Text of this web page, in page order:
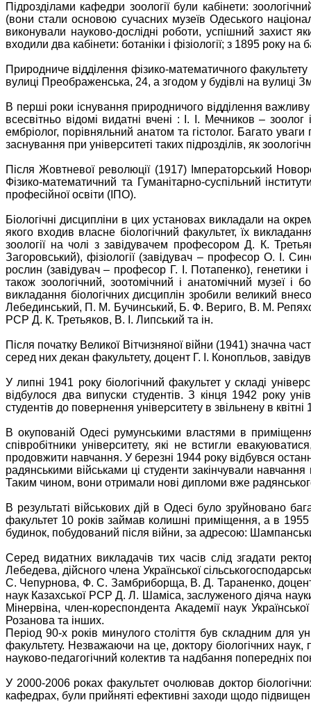
Підрозділами кафедри зоології були кабінети:
(вони стали основою сучасних музеїв Одеського
виконували науково-дослідні роботи, успішний захист
входили два кабінети: ботаніки і фізіології; з 1895 року
Природниче відділення фізико-математичного
вулиці Преображенська, 24, а згодом у будівлі на вулиці
В перші роки існування природничого відділення
всесвітньо відомі видатні вчені : І. І. Мечников –
ембріолог, порівняльний анатом та гістолог. Багато
заснування при університеті таких підрозділів, як
Після Жовтневої революції (1917) Імператорський
Фізико-математичний та Гуманітарно-суспільний
професійної освіти (ІПО).
Біологічні дисципліни в цих установах викладали на
якого входив власне біологічний факультет, їх
зоології на чолі з завідувачем професором Д. К.
Загоровський), фізіології (завідувач – професор О. І.
рослин (завідувач – професор Г. І. Потапенко), генетики
також зоологічний, зоотомічний і анатомічний музеї
викладання біологічних дисциплін зробили великий
Лебединський, П. М. Бучинський, Б. Ф. Вериго, В. М.
РСР Д. К. Третьяков, В. І. Липський та ін.
Після початку Великої Вітчизняної війни (1941) значна
серед них декан факультету, доцент Г. І. Конопльов,
У липні 1941 року біологічний факультет у складі
відбулося два випуски студентів. З кінця 1942 року
студентів до повернення університету в звільнену в
В окупованій Одесі румунськими властями в
співробітники університету, які не встигли
продовжити навчання. У березні 1944 року відбувся
радянськими військами ці студенти закінчували
Таким чином, вони отримали нові дипломи вже
В результаті військових дій в Одесі було зруйновано
факультет 10 років займав колишні приміщення, а в 1955
будинок, побудований після війни, за адресою:
Серед видатних викладачів тих часів слід згадати
Лебедева, дійсного члена Української
С. Чепурнова, Ф. С. Замбриборща, В. Д. Тараненко,
наук Казахської РСР Д. Л. Шаміса, заслуженого діяча
Мінервіна, член-кореспондента Академії наук
Розанова та інших.
Період 90-х років минулого століття був складним для
факультету. Незважаючи на це, доктору біологічних
науково-педагогічний колектив та надбання попередніх
У 2000-2006 роках факультет очолював доктор
кафедрах, були прийняті ефективні заходи щодо